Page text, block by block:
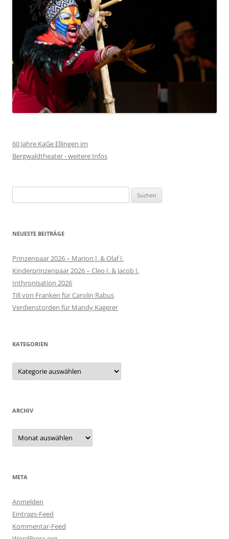
60 Jahre KaGe Ellingen im
Bergwaldtheater - weitere Infos
nach:
NEUESTE BEITRÄGE
Prinzenpaar 2026 – Marion I. & Olaf I.
Kinderprinzenpaar 2026 – Cleo I. & Jacob I.
Inthronisation 2026
Till von Franken für Carolin Rabus
Verdienstorden für Mandy Kagerer
KATEGORIEN
Kategorien
ARCHIV
Archiv
META
Anmelden
Eintrags-Feed
Kommentar-Feed